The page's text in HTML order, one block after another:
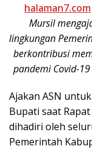
halaman7.com
Mursil
lingkungan
berkontribusi
pandemi Covid-
Ajakan ASN
Bupati saat
dihadiri oleh
Pemerintah